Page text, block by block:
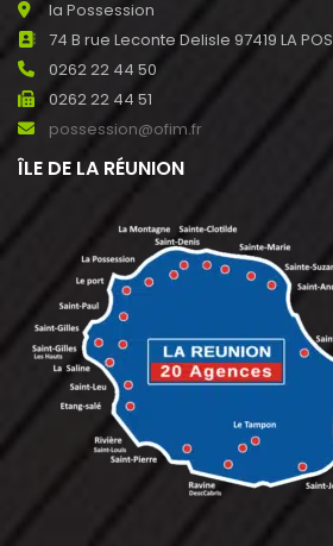
la Possession
74 B rue Leconte Delisle 97419 LA
0262 22 44 50
0262 22 44 51
possession@ofim.fr
ÎLE DE LA RÉUNION